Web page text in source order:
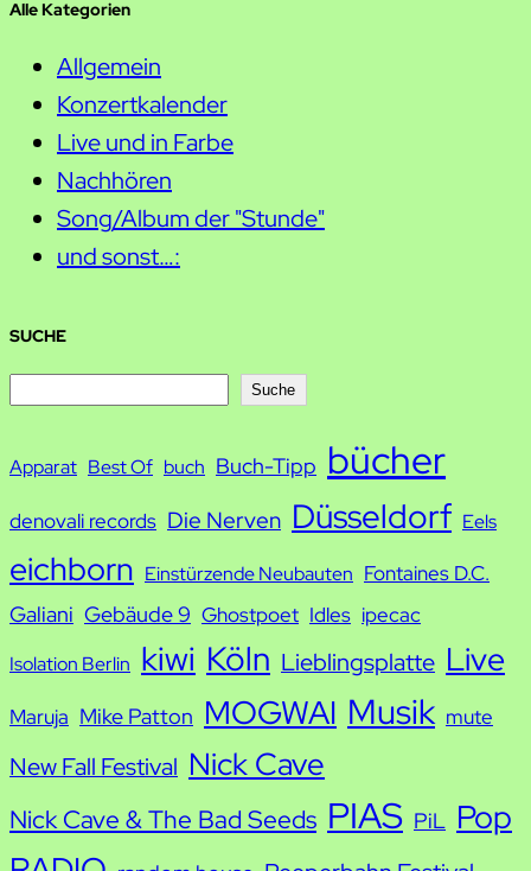
Alle Kategorien
Allgemein
Konzertkalender
Live und in Farbe
Nachhören
Song/Album der "Stunde"
und sonst…:
SUCHE
c
Suche
Apparat Best Of buch Buch-Tipp bücher
denovali records Die Nerven Düsseldorf Eels
eichborn Einstürzende Neubauten Fontaines D.C.
Galiani Gebäude 9 Ghostpoet Idles ipecac
Isolation Berlin kiwi Köln Lieblingsplatte Live
Maruja Mike Patton MOGWAI Musik mute
New Fall Festival Nick Cave
Nick Cave & The Bad Seeds PIAS PiL Pop